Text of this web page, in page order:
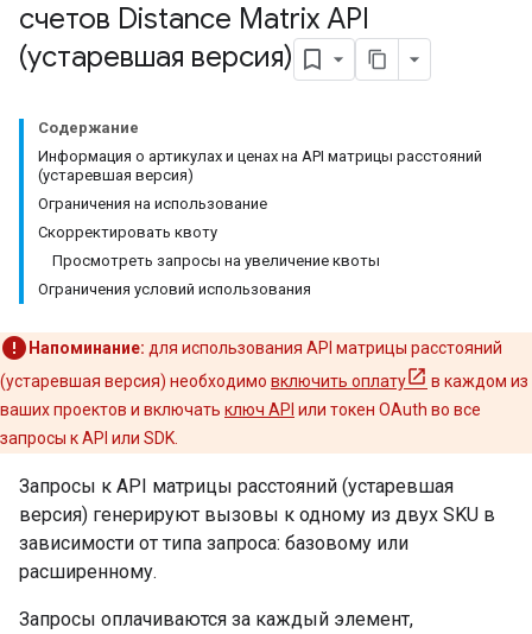
счетов Distance Matrix API
(устаревшая версия)
Содержание
Информация о артикулах и ценах на API матрицы расстояний
(устаревшая версия)
Ограничения на использование
Скорректировать квоту
Просмотреть запросы на увеличение квоты
Ограничения условий использования
Напоминание: для использования API матрицы расстояний
(устаревшая версия) необходимо включить оплату
в каждом из
ваших проектов и включать ключ API или токен OAuth во все
запросы к API или SDK.
Запросы к API матрицы расстояний (устаревшая
версия) генерируют вызовы к одному из двух SKU в
зависимости от типа запроса: базовому или
расширенному.
Запросы оплачиваются за каждый элемент,